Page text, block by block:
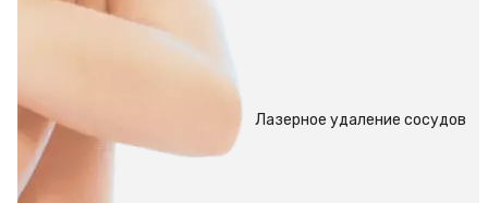
Лазерное удаление сосудов